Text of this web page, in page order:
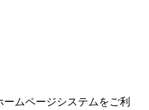
ムページシステムをご利